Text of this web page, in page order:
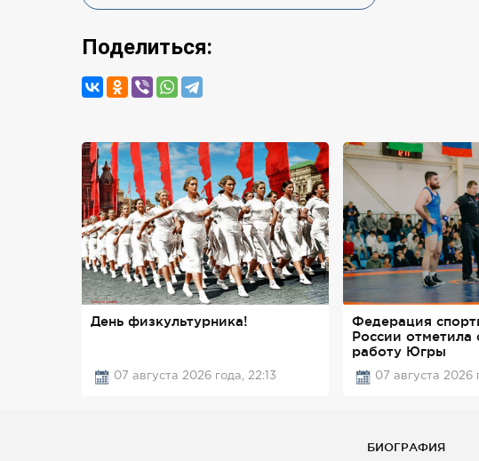
Поделиться:
День физкультурника!
07 августа 2026 года, 22:13
Федерация
России отметила
работу Югры
07 августа 2026
БИОГРАФИЯ